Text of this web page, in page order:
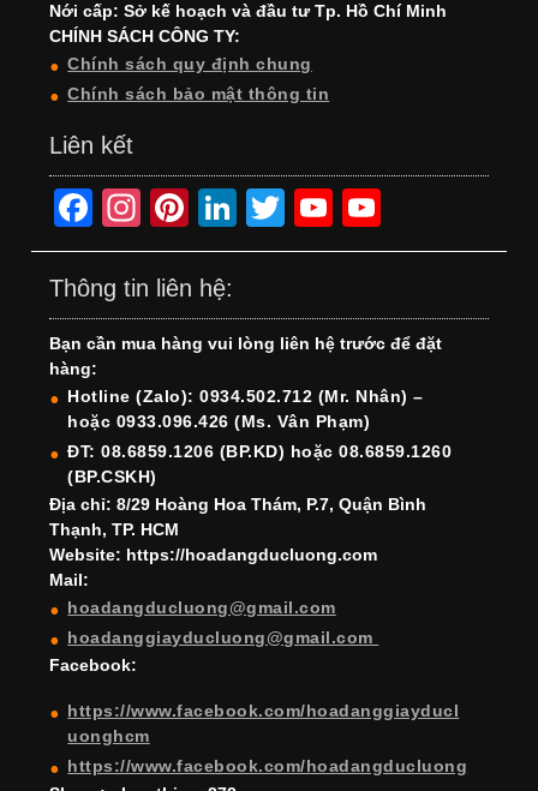
Nới cấp: Sở kế hoạch và đầu tư Tp. Hồ Chí Minh
CHÍNH SÁCH CÔNG TY:
Chính sách quy định chung
Chính sách bảo mật thông tin
Liên kết
F
a
c
e
b
o
o
k
In
st
a
gr
a
m
Pi
nt
er
e
st
Li
n
e
dI
n
T
wi
er
Y
o
T
u
b
e
o
T
u
b
e
h
Thông tin liên hệ:
Bạn cần mua hàng vui lòng liên hệ trước để đặt
hàng:
Hotline (Zalo): 0934.502.712 (Mr. Nhân) –
hoặc 0933.096.426 (Ms. Vân Phạm)
ĐT: 08.6859.1206 (BP.KD) hoặc 08.6859.1260
(BP.CSKH)
Địa chỉ: 8/29 Hoàng Hoa Thám, P.7, Quận Bình
Thạnh, TP. HCM
Website: https://hoadangducluong.com
Mail:
hoadangducluong@gmail.com
hoadanggiayducluong@gmail.com
Facebook:
https://www.facebook.com/hoadanggiayducl
uonghcm
https://www.facebook.com/hoadangducluong